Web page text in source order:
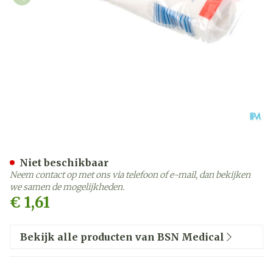
€ 1,61
Niet beschikbaar
Neem contact op met ons via telefoon of e-mail, dan bekijken
we samen de mogelijkheden.
Bekijk alle producten van BSN Medical